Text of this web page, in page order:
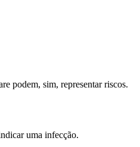
podem, sim, representar riscos.
uma infecção.